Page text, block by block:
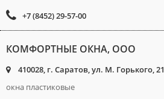
+7 (8452) 29-57-00
КОМФОРТНЫЕ ОКНА, ООО
410028, г. Саратов, ул. М. Горького, 21
окна пластиковые